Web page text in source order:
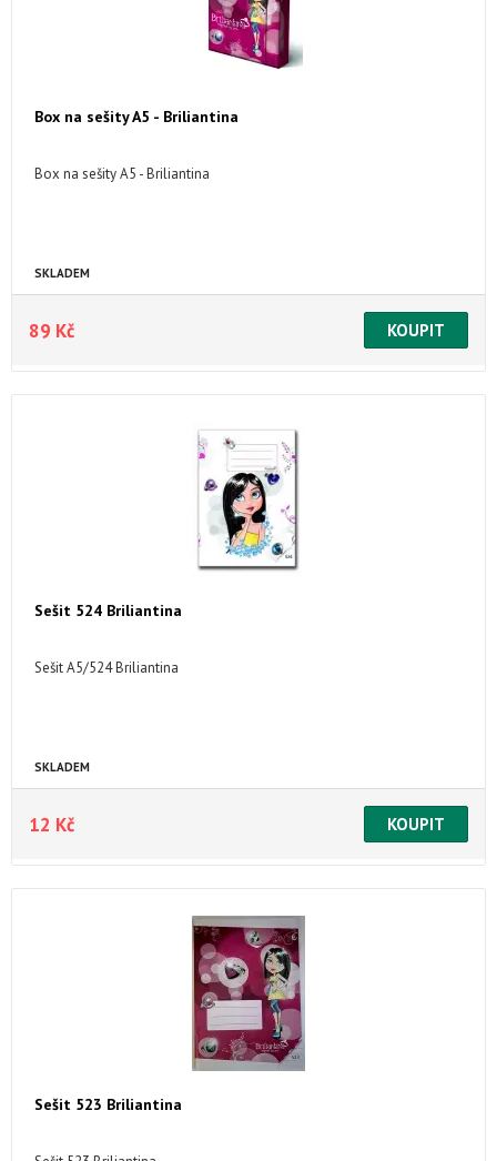
Box na sešity A5 - Briliantina
Box na sešity A5 - Briliantina
SKLADEM
89 Kč
Sešit 524 Briliantina
Sešit A5/524 Briliantina
SKLADEM
12 Kč
Sešit 523 Briliantina